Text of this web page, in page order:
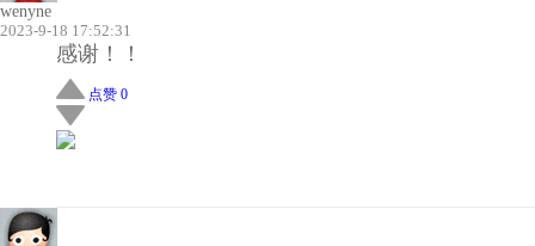
wenyne
2023-9-18 17:52:31
感谢！！
点赞 0